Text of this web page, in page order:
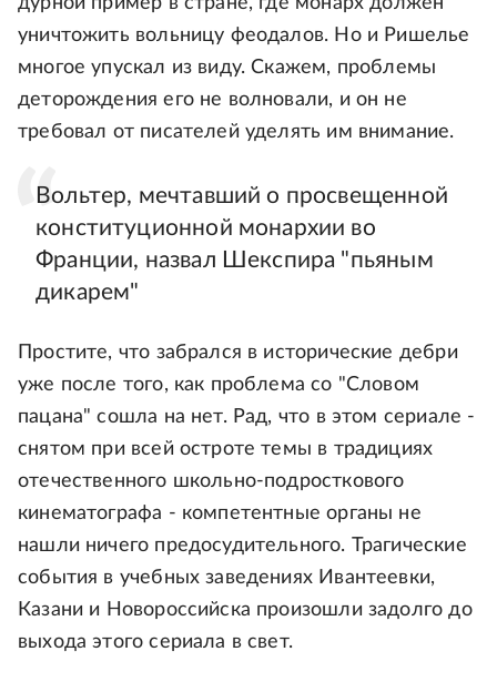
уничтожить вольницу феодалов. Но и Ришелье
многое упускал из виду. Скажем, проблемы
деторождения его не волновали, и он не
требовал от писателей уделять им внимание.
Вольтер, мечтавший о просвещенной
конституционной монархии во
Франции, назвал Шекспира "пьяным
дикарем"
Простите, что забрался в исторические дебри
уже после того, как проблема со "Словом
пацана" сошла на нет. Рад, что в этом сериале -
снятом при всей остроте темы в традициях
отечественного школьно-подросткового
кинематографа - компетентные органы не
нашли ничего предосудительного. Трагические
события в учебных заведениях Ивантеевки,
Казани и Новороссийска произошли задолго до
выхода этого сериала в свет.